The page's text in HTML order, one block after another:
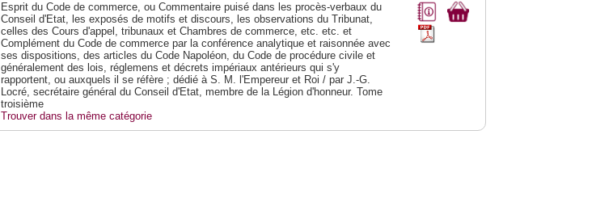
Esprit du Code de commerce, ou Commentaire puisé dans les procès-verbaux du
Conseil d'Etat, les exposés de motifs et discours, les observations du Tribunat,
celles des Cours d'appel, tribunaux et Chambres de commerce, etc. etc. et
Complément du Code de commerce par la conférence analytique et raisonnée avec
ses dispositions, des articles du Code Napoléon, du Code de procédure civile et
généralement des lois, réglemens et décrets impériaux antérieurs qui s'y
rapportent, ou auxquels il se réfère ; dédié à S. M. l'Empereur et Roi / par J.-G.
Locré, secrétaire général du Conseil d'Etat, membre de la Légion d'honneur. Tome
troisième
Trouver dans la même catégorie